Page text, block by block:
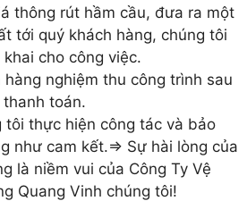
thông rút hầm cầu, đưa ra một
tới quý khách hàng, chúng tôi
cho công việc.
hàng nghiệm thu công trình sau
toán.
tôi thực hiện công tác và bảo
như cam kết.=> Sự hài lòng của
là niềm vui của Công Ty Vệ
Quang Vinh chúng tôi!